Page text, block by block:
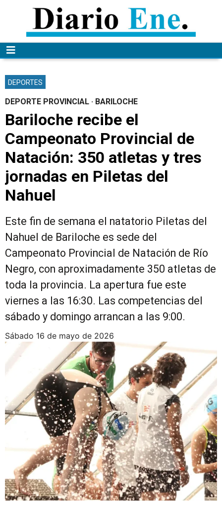
DEPORTES
DEPORTE PROVINCIAL · BARILOCHE
Bariloche recibe el
Campeonato Provincial de
Natación: 350 atletas y tres
jornadas en Piletas del
Nahuel
Este fin de semana el natatorio Piletas del
Nahuel de Bariloche es sede del
Campeonato Provincial de Natación de Río
Negro, con aproximadamente 350 atletas de
toda la provincia. La apertura fue este
viernes a las 16:30. Las competencias del
sábado y domingo arrancan a las 9:00.
sábado 16 de mayo de 2026